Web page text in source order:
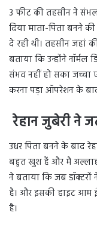
3 फीट की तहसीन ने
दिया माता-पिता बनने
दे रही थी। तहसीन जहां
बताया कि उन्होंने
संभव नहीं हो सका जच्चा
करना पड़ा ऑपरेशन के
रेहान जुबेरी ने
उधर पिता बनने के बाद
बहुत खुश हैं और मै अल्लाह
ने बताया कि जब
है। और इसकी हाइट आम
है।